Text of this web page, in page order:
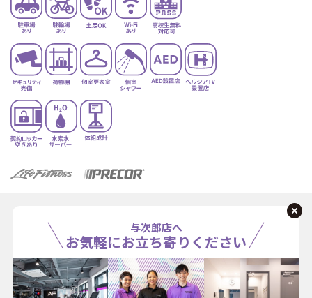
与次郎店へ
お気軽にお立ち寄りください